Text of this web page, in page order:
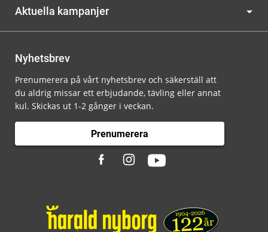
Aktuella kampanjer
Nyhetsbrev
Prenumerera på vårt nyhetsbrev och säkerställ att
du aldrig missar ett erbjudande, tävling eller annat
kul. Skickas ut 1-2 gånger i veckan.
Prenumerera